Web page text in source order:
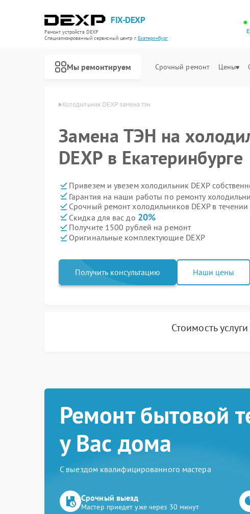
FIX-DEXP
Ремонт устройств DEXP
Специализированный cервисный центр г.Екатеринбург
Мы ремонтируем Срочный ремонт Цены
Холодильник DEXP замена тэн
Замена ТЭН на
DEXP в Екатеринбурге
Привезем и увезем холодильник DEXP
Гарантия на наши работы по ремонту
Срочный ремонт холодильников DEXP в течении
Скидка для вас до 20%
Получите 1500 рублей на ремонт
Оригинальные комплектующие DEXP
Получить консультацию Наши цены
Стоимость услуги
Ремонт бытовой
у Вас дома
С выездом квалифицированного мастера
Срочный выезд
Мастер приедет уже через 30 минут